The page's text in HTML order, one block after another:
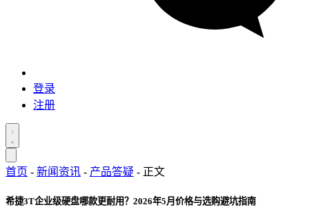
登录
注册
首页 - 新闻资讯 - 产品答疑 - 正文
希捷3T企业级硬盘哪款更耐用？2026年5月价格与选购避坑指南